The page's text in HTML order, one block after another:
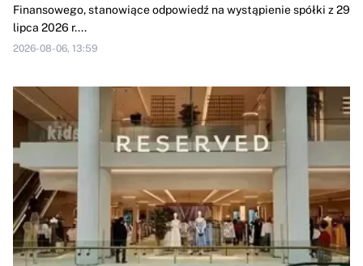
Finansowego, stanowiące odpowiedź na wystąpienie spółki z 29
lipca 2026 r....
2026-08-06, 13:59